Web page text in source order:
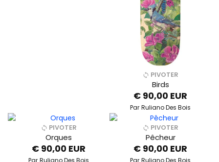
PIVOTER
Birds
€ 90,00 EUR
Par Ruliano Des Bois
PIVOTER
Orques
€ 90,00 EUR
Par Ruliano Des Bois
PIVOTER
Pêcheur
€ 90,00 EUR
Par Ruliano Des Bois